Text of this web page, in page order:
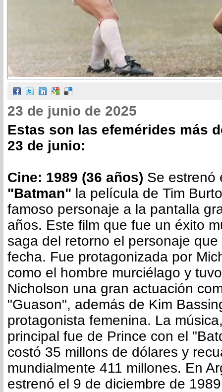
23 de junio de 2025
Estas son las efemérides más
23 de junio:
Cine: 1989 (36 años) Se estrenó
"Batman" la película de Tim
famoso personaje a la pantalla
años. Este film que fue un éxito
saga del retorno el personaje
fecha. Fue protagonizada por
como el hombre murciélago y
Nicholson una gran actuación
"Guason", además de Kim
protagonista femenina. La
principal fue de Prince con el
costó 35 millons de dólares y
mundialmente 411 millones. En
estrenó el 9 de diciembre de